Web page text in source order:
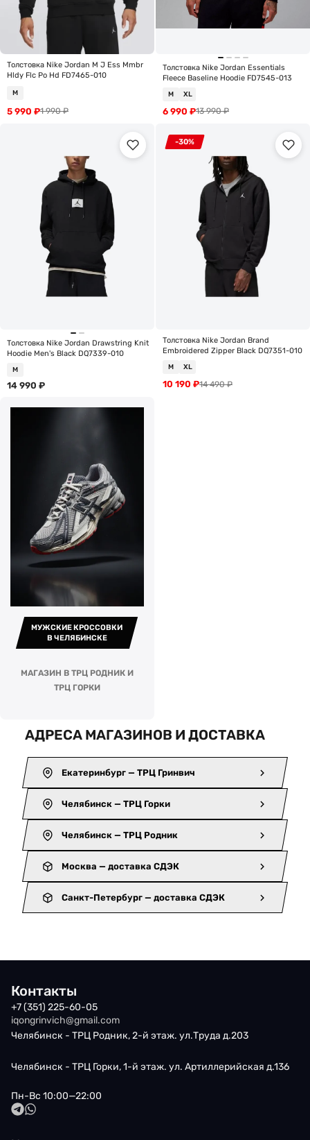
Толстовка Nike Jordan M J Ess Mmbr
Hldy Flc Po Hd FD7465-010
M
1 990₽
5 990 ₽
Толстовка Nike Jordan Essentials
Fleece Baseline Hoodie FD7545-013
M XL
13 990₽
6 990 ₽
Толстовка Nike Jordan Drawstring Knit
Hoodie Men's Black DQ7339-010
M
14 990 ₽
-30%
Толстовка Nike Jordan Brand
Embroidered Zipper Black DQ7351-010
M XL
14 490₽
10 190 ₽
МУЖСКИЕ КРОССОВКИ
В ЧЕЛЯБИНСКЕ
МАГАЗИН В ТРЦ РОДНИК И
ТРЦ ГОРКИ
АДРЕСА МАГАЗИНОВ И ДОСТАВКА
Екатеринбург — ТРЦ Гринвич
Челябинск — ТРЦ Горки
Челябинск — ТРЦ Родник
Москва — доставка СДЭК
Санкт-Петербург — доставка СДЭК
Контакты
+7 (351) 225-60-05
iqongrinvich@gmail.com
Челябинск - ТРЦ Родник, 2-й этаж. ул.Труда д.203
Челябинск - ТРЦ Горки, 1-й этаж. ул. Артиллерийская д.136
Пн-Вс 10:00—22:00